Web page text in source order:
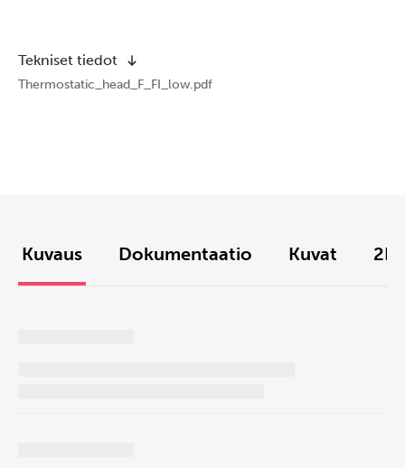
Tekniset tiedot
Thermostatic_head_F_FI_low.pdf
Kuvaus Dokumentaatio Kuvat